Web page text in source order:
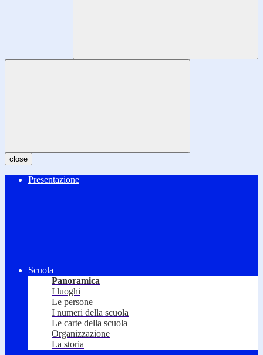
close
Presentazione
Scuola
Panoramica
I luoghi
Le persone
I numeri della scuola
Le carte della scuola
Organizzazione
La storia